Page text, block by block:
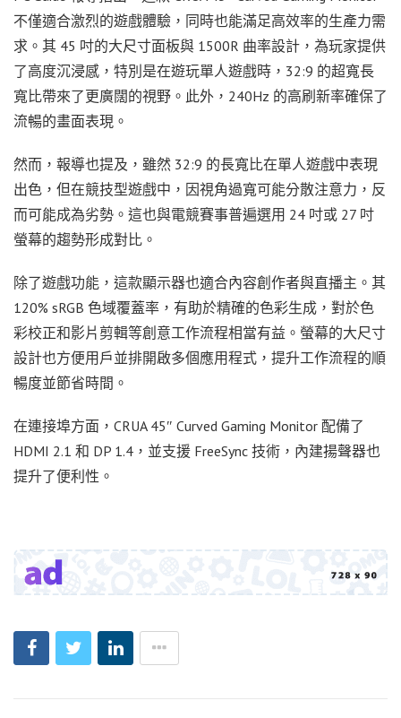
不僅適合激烈的遊戲體驗，同時也能滿足高效率的生產力需
求。其 45 吋的大尺寸面板與 1500R 曲率設計，為玩家提供
了高度沉浸感，特別是在遊玩單人遊戲時，32:9 的超寬長
寬比帶來了更廣闊的視野。此外，240Hz 的高刷新率確保了
流暢的畫面表現。
然而，報導也提及，雖然 32:9 的長寬比在單人遊戲中表現
出色，但在競技型遊戲中，因視角過寬可能分散注意力，反
而可能成為劣勢。這也與電競賽事普遍選用 24 吋或 27 吋
螢幕的趨勢形成對比。
除了遊戲功能，這款顯示器也適合內容創作者與直播主。其
120% sRGB 色域覆蓋率，有助於精確的色彩生成，對於色
彩校正和影片剪輯等創意工作流程相當有益。螢幕的大尺寸
設計也方便用戶並排開啟多個應用程式，提升工作流程的順
暢度並節省時間。
在連接埠方面，CRUA 45″ Curved Gaming Monitor 配備了
HDMI 2.1 和 DP 1.4，並支援 FreeSync 技術，內建揚聲器也
提升了便利性。